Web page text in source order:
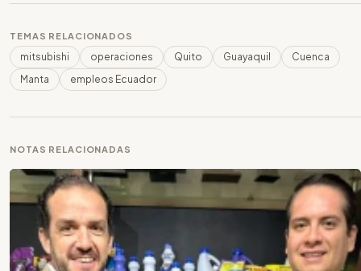
TEMAS RELACIONADOS
mitsubishi operaciones Quito Guayaquil
Cuenca
Manta
empleos Ecuador
NOTAS RELACIONADAS